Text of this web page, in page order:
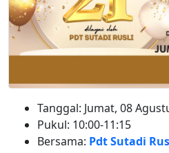
Tanggal: Jumat, 08
Pukul: 10:00-11:15
Bersama: Pdt Sutadi